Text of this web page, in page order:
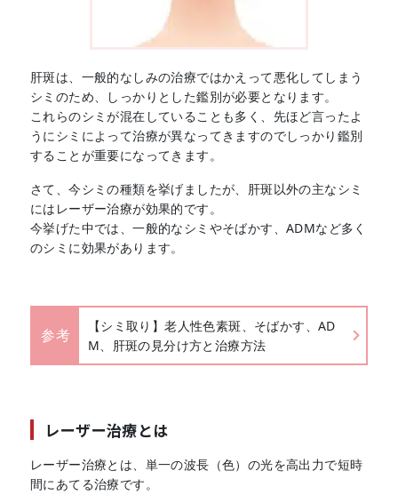
肝斑は、一般的なしみの治療ではかえって悪化してしまう
シミのため、しっかりとした鑑別が必要となります。
これらのシミが混在していることも多く、先ほど言ったよ
うにシミによって治療が異なってきますのでしっかり鑑別
することが重要になってきます。
さて、今シミの種類を挙げましたが、肝斑以外の主なシミ
にはレーザー治療が効果的です。
今挙げた中では、一般的なシミやそばかす、ADMなど多く
のシミに効果があります。
参考
【シミ取り】老人性色素斑、そばかす、AD
M、肝斑の見分け方と治療方法
レーザー治療とは
レーザー治療とは、単一の波長（色）の光を高出力で短時
間にあてる治療です。